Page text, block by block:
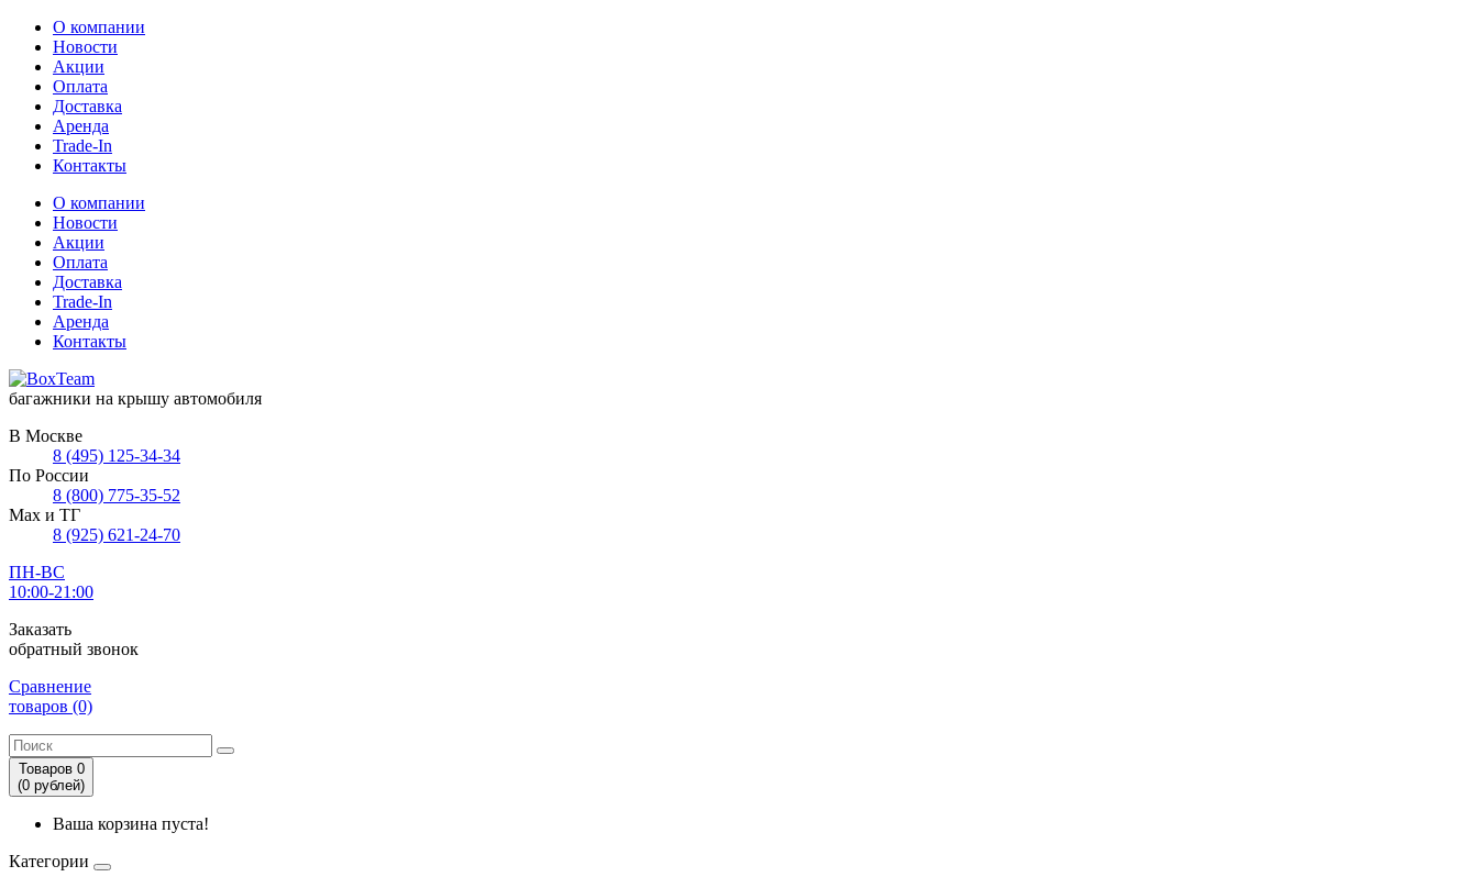
О компании
Новости
Акции
Оплата
Доставка
Аренда
Trade-In
Контакты
О компании
Новости
Акции
Оплата
Доставка
Trade-In
Аренда
Контакты
багажники на крышу автомобиля
В Москве
8 (495) 125-34-34
По России
8 (800) 775-35-52
Max и ТГ
8 (925) 621-24-70
ПН-ВС
10:00-21:00
Заказать
обратный звонок
Сравнение
товаров (0)
Товаров 0
(0 рублей)
Ваша корзина пуста!
Категории